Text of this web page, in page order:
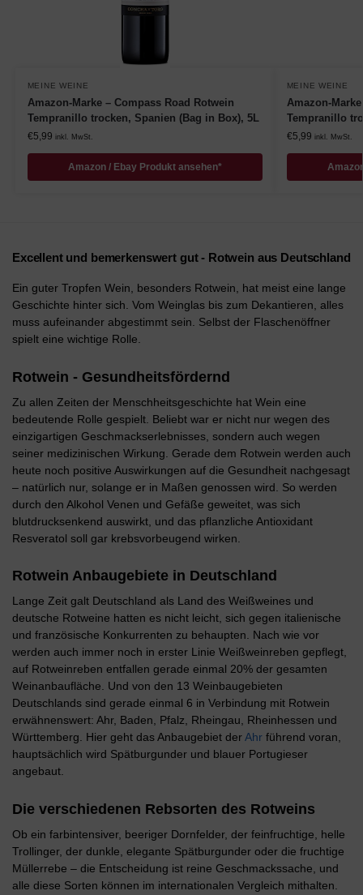
MEINE WEINE
Amazon-Marke – Compass Road Rotwein
Tempranillo trocken, Spanien (Bag in Box), 5L
€5,99 inkl. MwSt.
Amazon / Ebay Produkt ansehen*
MEINE WEINE
Amazon-
Tempranillo
€5,99 inkl. MwSt.
Excellent und bemerkenswert gut - Rotwein aus Deutschland
Ein guter Tropfen Wein, besonders Rotwein, hat meist eine lange
Geschichte hinter sich. Vom Weinglas bis zum Dekantieren, alles
muss aufeinander abgestimmt sein. Selbst der Flaschenöffner
spielt eine wichtige Rolle.
Rotwein - Gesundheitsfördernd
Zu allen Zeiten der Menschheitsgeschichte hat Wein eine
bedeutende Rolle gespielt. Beliebt war er nicht nur wegen des
einzigartigen Geschmackserlebnisses, sondern auch wegen
seiner medizinischen Wirkung. Gerade dem Rotwein werden auch
heute noch positive Auswirkungen auf die Gesundheit nachgesagt
– natürlich nur, solange er in Maßen genossen wird. So werden
durch den Alkohol Venen und Gefäße geweitet, was sich
blutdrucksenkend auswirkt, und das pflanzliche Antioxidant
Resveratol soll gar krebsvorbeugend wirken.
Rotwein Anbaugebiete in Deutschland
Lange Zeit galt Deutschland als Land des Weißweines und
deutsche Rotweine hatten es nicht leicht, sich gegen italienische
und französische Konkurrenten zu behaupten. Nach wie vor
werden auch immer noch in erster Linie Weißweinreben gepflegt,
auf Rotweinreben entfallen gerade einmal 20% der gesamten
Weinanbaufläche. Und von den 13 Weinbaugebieten
Deutschlands sind gerade einmal 6 in Verbindung mit Rotwein
erwähnenswert: Ahr, Baden, Pfalz, Rheingau, Rheinhessen und
Württemberg. Hier geht das Anbaugebiet derAhr führend voran,
hauptsächlich wird Spätburgunder und blauer Portugieser
angebaut.
Die verschiedenen Rebsorten des Rotweins
Ob ein farbintensiver, beeriger Dornfelder, der feinfruchtige, helle
Trollinger, der dunkle, elegante Spätburgunder oder die fruchtige
Müllerrebe – die Entscheidung ist reine Geschmackssache, und
alle diese Sorten können im internationalen Vergleich mithalten.